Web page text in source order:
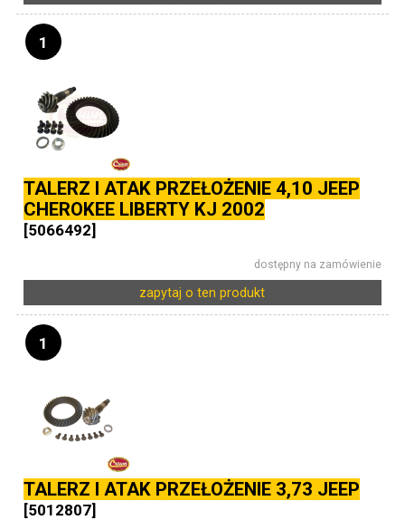
1
TALERZ I ATAK PRZEŁOŻENIE 4,10 JEEP
CHEROKEE LIBERTY KJ 2002
[5066492]
dostępny na zamówienie
zapytaj o ten produkt
1
TALERZ I ATAK PRZEŁOŻENIE 3,73 JEEP
[5012807]